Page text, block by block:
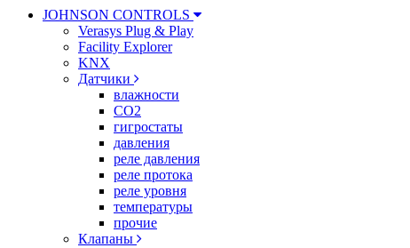
JOHNSON CONTROLS
Verasys Plug & Play
Facility Explorer
KNX
Датчики
влажности
CO2
гигростаты
давления
реле давления
реле протока
реле уровня
температуры
прочие
Клапаны